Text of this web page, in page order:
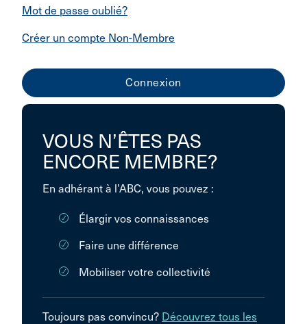
Mot de passe oublié?
Créer un compte Non-Membre
VOUS N’ÊTES PAS
ENCORE MEMBRE?
En adhérant à l’ABC, vous pouvez :
Élargir vos connaissances
Faire une différence
Mobiliser votre collectivité
Toujours pas convincu? Découvrez tous les